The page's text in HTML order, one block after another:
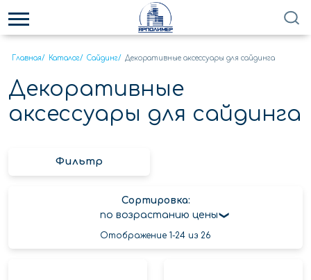
Главная/ Каталог/ Сайдинг/ Декоративные аксессуары для сайдинга
Декоративные
аксессуары для сайдинга
Фильтр
Сортировка:
по возрастанию цены
Отображение 1-24 из 26